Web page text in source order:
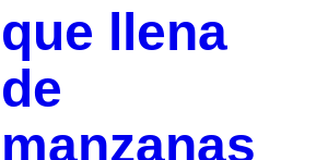
que llena
de
manzanas